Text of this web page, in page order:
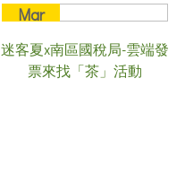
Mar
2020
迷客夏x南區國稅局-雲端發
票來找「茶」活動